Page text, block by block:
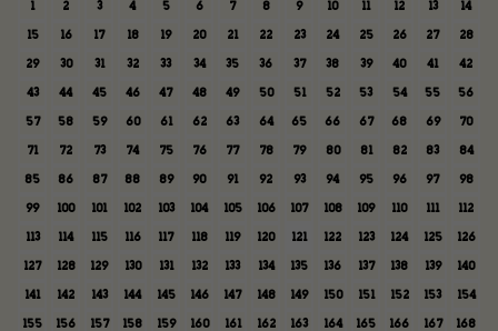
1 2 3 4 5 6 7 8 9 10 11 12 13 14
15 16 17 18 19 20 21 22 23 24 25 26 27 28
29 30 31 32 33 34 35 36 37 38 39 40 41 42
43 44 45 46 47 48 49 50 51 52 53 54 55 56
57 58 59 60 61 62 63 64 65 66 67 68 69 70
71 72 73 74 75 76 77 78 79 80 81 82 83 84
85 86 87 88 89 90 91 92 93 94 95 96 97 98
99 100 101 102 103 104 105 106 107 108 109 110 111 112
113 114 115 116 117 118 119 120 121 122 123 124 125 126
127 128 129 130 131 132 133 134 135 136 137 138 139 140
141 142 143 144 145 146 147 148 149 150 151 152 153 154
155 156 157 158 159 160 161 162 163 164 165 166 167 168